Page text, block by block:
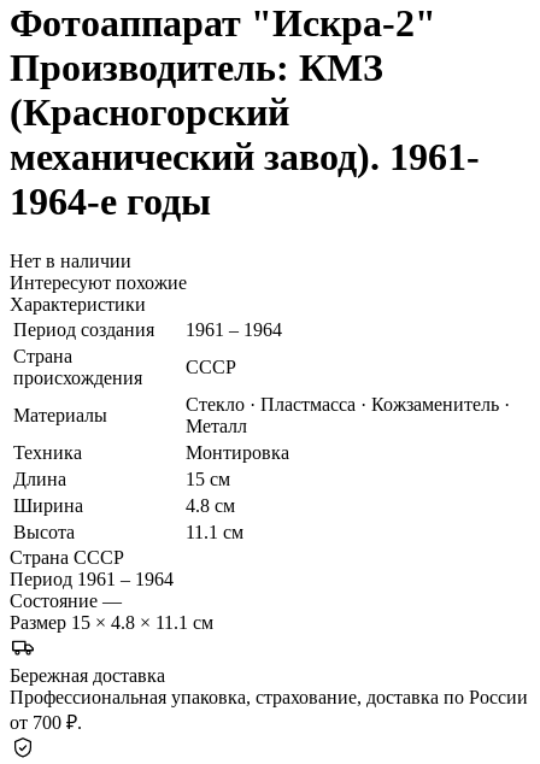
Фотоаппарат "Искра-2"
Производитель: КМЗ
(Красногорский
механический завод). 1961-
1964-е годы
Нет в наличии
Интересуют похожие
Характеристики
Период создания
1961 – 1964
Страна
происхождения
СССР
Материалы
Стекло · Пластмасса · Кожзаменитель ·
Металл
Техника
Монтировка
Длина
15 см
Ширина
4.8 см
Высота
11.1 см
Страна СССР
Период 1961 – 1964
Состояние —
Размер 15 × 4.8 × 11.1 см
Бережная доставка
Профессиональная упаковка, страхование, доставка по России
от 700 ₽.